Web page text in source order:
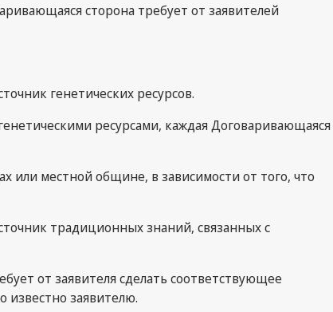
сторона требует от заявителей
генетических ресурсов.
ресурсами, каждая Договаривающаяся
или местной общине, в зависимости от того, что
традиционных знаний, связанных с
от заявителя сделать соответствующее
известно заявителю.